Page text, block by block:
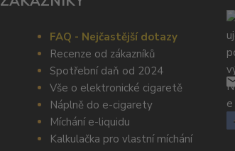
FAQ - Nejčastější dotazy
Recenze od zákazníků
Spotřební daň od 2024
Vše o elektronické cigaretě
Náplně do e-cigarety
Míchání e-liquidu
Kalkulačka pro vlastní míchání